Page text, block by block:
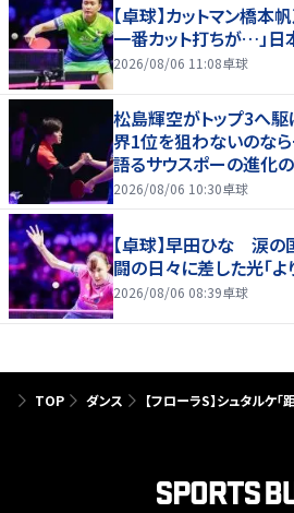
【卓球】カットマン橋
一番カット打ちが…」
2026/08/06 11:08卓球
松島輝空がトップ3へ
界1位を狙わないのな
語るサウスポーの進化
2026/08/06 10:30卓球
【卓球】早田ひな 涙の
闘の日々に差した光「よ
2026/08/06 08:39卓球
TOP ダンス 【フローラS】シュタルケ